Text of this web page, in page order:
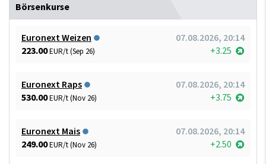
Börsenkurse
Euronext Weizen
07.08.2026, 20:14
223.00EUR/t (Sep 26) +3.25
Euronext Raps
07.08.2026, 20:14
530.00EUR/t (Nov 26) +3.75
Euronext Mais
07.08.2026, 20:14
249.00EUR/t (Nov 26) +2.50